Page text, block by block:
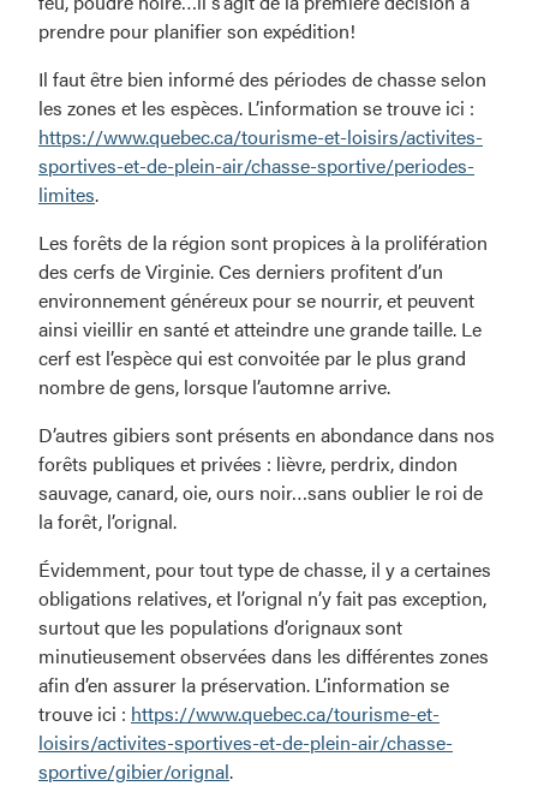
prendre pour planifier son expédition!
Il faut être bien informé des périodes de chasse selon
les zones et les espèces. L’information se trouve ici :
https://www.quebec.ca/tourisme-et-loisirs/activites-
sportives-et-de-plein-air/chasse-sportive/periodes-
limites.
Les forêts de la région sont propices à la prolifération
des cerfs de Virginie. Ces derniers profitent d’un
environnement généreux pour se nourrir, et peuvent
ainsi vieillir en santé et atteindre une grande taille. Le
cerf est l’espèce qui est convoitée par le plus grand
nombre de gens, lorsque l’automne arrive.
D’autres gibiers sont présents en abondance dans nos
forêts publiques et privées : lièvre, perdrix, dindon
sauvage, canard, oie, ours noir…sans oublier le roi de
la forêt, l’orignal.
Évidemment, pour tout type de chasse, il y a certaines
obligations relatives, et l’orignal n’y fait pas exception,
surtout que les populations d’orignaux sont
minutieusement observées dans les différentes zones
afin d’en assurer la préservation. L’information se
trouve ici : https://www.quebec.ca/tourisme-et-
loisirs/activites-sportives-et-de-plein-air/chasse-
sportive/gibier/orignal.